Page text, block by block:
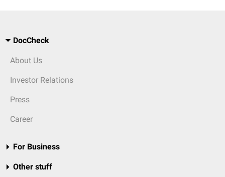
DocCheck
About Us
Investor Relations
Press
Career
For Business
Other stuff